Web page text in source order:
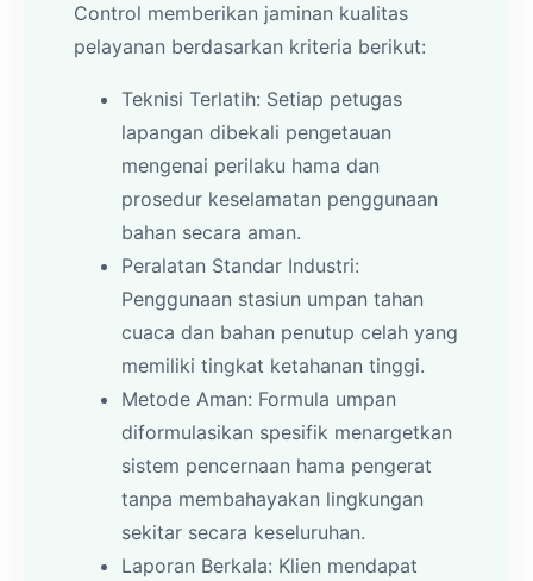
Control memberikan jaminan kualitas
pelayanan berdasarkan kriteria berikut:
Teknisi Terlatih: Setiap petugas
lapangan dibekali pengetauan
mengenai perilaku hama dan
prosedur keselamatan penggunaan
bahan secara aman.
Peralatan Standar Industri:
Penggunaan stasiun umpan tahan
cuaca dan bahan penutup celah yang
memiliki tingkat ketahanan tinggi.
Metode Aman: Formula umpan
diformulasikan spesifik menargetkan
sistem pencernaan hama pengerat
tanpa membahayakan lingkungan
sekitar secara keseluruhan.
Laporan Berkala: Klien mendapat